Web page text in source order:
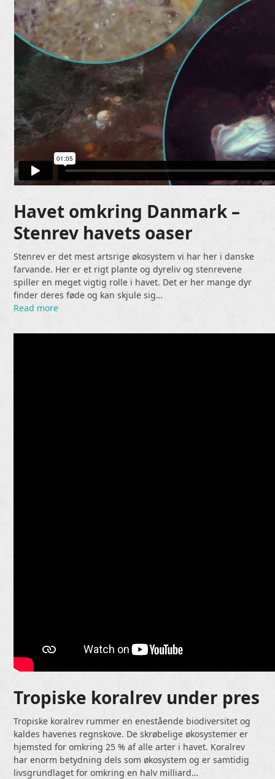
Havet omkring Danmark –
Stenrev havets oaser
Stenrev er det mest artsrige økosystem vi har her i danske
farvande. Her er et rigt plante og dyreliv og stenrevene
spiller en meget vigtig rolle i havet. Det er her mange dyr
finder deres føde og kan skjule sig…
Read more
Tropiske koralrev under pres
Tropiske koralrev rummer en enestående biodiversitet og
kaldes havenes regnskove. De skrøbelige økosystemer er
hjemsted for omkring 25 % af alle arter i havet. Koralrev
har enorm betydning dels som økosystem og er samtidig
livsgrundlaget for omkring en halv milliard…